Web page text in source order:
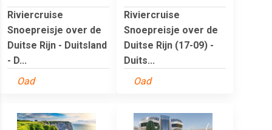
Riviercruise
Snoepreisje over de
Duitse Rijn - Duitsland
- D...
Oad
Riviercruise
Snoepreisje over de
Duitse Rijn (17-09) -
Duits...
Oad